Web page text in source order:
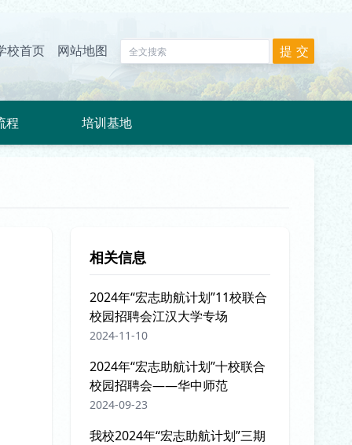
校首页 网站地图
程 培训基地
相关信息
2024年“宏志助航计划”11校联合
校园招聘会江汉大学专场
2024-11-10
2024年“宏志助航计划”十校联合
校园招聘会——华中师范
2024-09-23
我校2024年“宏志助航计划”三期